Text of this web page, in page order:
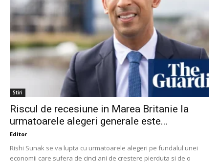
Stiri
Riscul de recesiune in Marea Britanie la
urmatoarele alegeri generale este...
Editor
Rishi Sunak se va lupta cu urmatoarele alegeri pe fundalul unei
economii care sufera de cinci ani de crestere pierduta si de o